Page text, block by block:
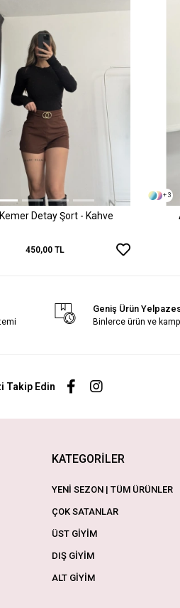
Detay Şort - Kahve
450,00 TL
+ 3
Geniş Ürün
Binlerce ürün ve
Takip Edin
KATEGORİLER
YENİ SEZON | TÜM ÜRÜNLER
ÇOK SATANLAR
ÜST GİYİM
DIŞ GİYİM
ALT GİYİM